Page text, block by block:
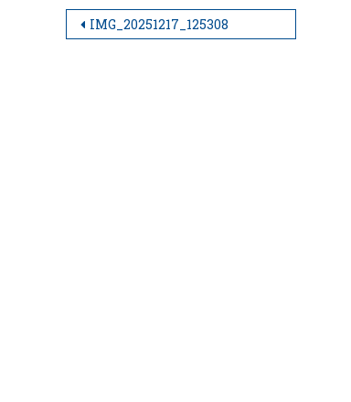
IMG_20251217_125308